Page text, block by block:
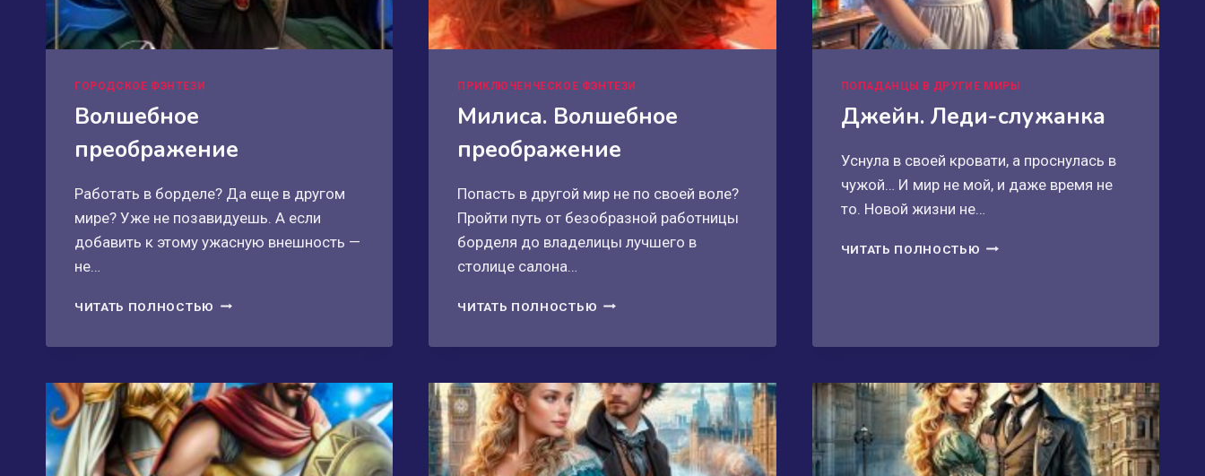
ГОРОДСКОЕ ФЭНТЕЗИ
Волшебное
преображение
Работать в борделе? Да еще в другом
мире? Уже не позавидуешь. А если
добавить к этому ужасную внешность —
не…
ЧИТАТЬ ПОЛНОСТЬЮ ВОЛШЕБНОЕ
ПРИКЛЮЧЕНЧЕСКОЕ ФЭНТЕЗИ
Милиса. Волшебное
преображение
Попасть в другой мир не по своей воле?
Пройти путь от безобразной работницы
борделя до владелицы лучшего в
столице салона…
ЧИТАТЬ ПОЛНОСТЬЮ МИЛИСА.
ПОПАДАНЦЫ В ДРУГИЕ МИРЫ
Джейн. Леди-служанка
Уснула в своей кровати, а проснулась в
чужой… И мир не мой, и даже время не
то. Новой жизни не…
ЧИТАТЬ ПОЛНОСТЬЮ ДЖЕЙН.